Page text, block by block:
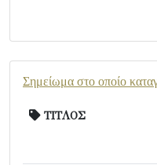
Σημείωμα στο οποίο
ΤΙΤΛΟΣ